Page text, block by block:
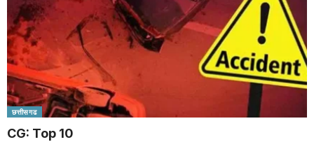
छत्तीसगढ
CG: Top 10